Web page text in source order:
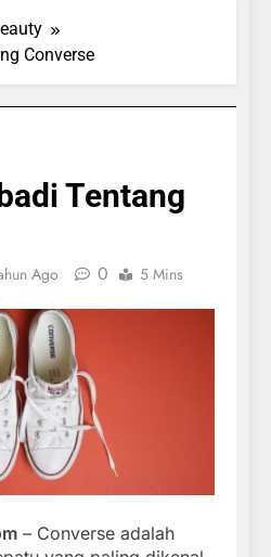
Converse
Tentang
Ago 0 5 Mins
– Converse adalah